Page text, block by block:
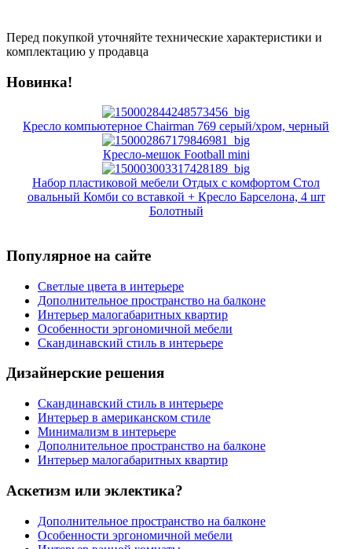
Перед покупкой уточняйте технические характеристики и
комплектацию у продавца
Новинка!
Кресло компьютерное Chairman 769 серый/хром, черный
Кресло-мешок Football mini
Набор пластиковой мебели Отдых с комфортом Стол
овальный Комби со вставкой + Кресло Барселона, 4 шт
Болотный
Популярное на сайте
Светлые цвета в интерьере
Дополнительное пространство на балконе
Интерьер малогабаритных квартир
Особенности эргономичной мебели
Скандинавский стиль в интерьере
Дизайнерские решения
Скандинавский стиль в интерьере
Интерьер в американском стиле
Минимализм в интерьере
Дополнительное пространство на балконе
Интерьер малогабаритных квартир
Аскетизм или эклектика?
Дополнительное пространство на балконе
Особенности эргономичной мебели